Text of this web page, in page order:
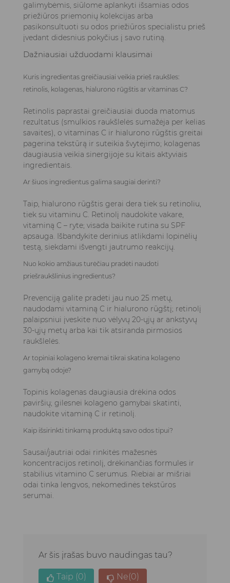
galimybėmis, siūlome aplankyti išsamias odos
priežiūros priemonių kolekcijas arba
pasikonsultuoti su odos priežiūros specialistu prieš
įvedant didesnius pokyčius į savo rutiną.
Dažniausiai užduodami klausimai
Kuris ingredientas greičiausiai veikia prieš raukšles:
retinolis, kolagenas, hialurono rūgštis ar vitaminas C?
Retinolis paprastai greičiausiai duoda matomus
rezultatus (smulkios raukšlelės sumažėja per kelias
savaites), o vitaminas C ir hialurono rūgštis greitai
pagerina tekstūrą ir suteikia švytėjimo; kolagenas
daugiausia veikia sinergijoje su kitais aktyviais
ingredientais.
Ar šiuos ingredientus galima saugiai derinti?
Taip, hialurono rūgštis gerai dera tiek su retinoliu,
tiek su vitaminu C. Retinolį naudokite vakare,
vitaminą C – ryte; visada baikite rutina su SPF
apsauga. Išbandykite derinius atlikdami lopinėlių
testą, siekdami išvengti jautrumo reakcijų.
Nuo kokio amžiaus turėčiau pradėti naudoti
priešraukšlinius ingredientus?
Prevenciją galite pradėti jau nuo 25 metų,
naudodami vitaminą C ir hialurono rūgštį; retinolį
palaipsniui įveskite nuo vėlyvų 20-ųjų ar ankstyvų
30-ųjų metų arba kai tik atsiranda pirmosios
raukšlelės.
Ar topiniai kolageno kremai tikrai skatina kolageno
gamybą odoje?
Topinis kolagenas daugiausia drėkina odos
paviršių; gilesnei kolageno gamybai skatinti,
naudokite vitaminą C ir retinolį.
Kaip išsirinkti tinkamą produktą savo odos tipui?
Sausai/jautriai odai rinkitės mažesnės
koncentracijos retinolį, drėkinančias formules ir
stabilius vitamino C serumus. Riebiai ar mišriai
odai tinka lengvos, nekomedinės tekstūros
serumai.
Ar šis įrašas buvo naudingas tau?
Taip (0) Ne(0)